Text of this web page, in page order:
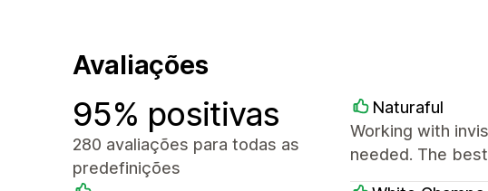
Avaliações
95% positivas
280 avaliações para todas as
predefinições
Naturaful
Working with
needed. The